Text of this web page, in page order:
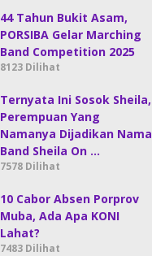
44 Tahun Bukit Asam,
PORSIBA Gelar Marching
Band Competition 2025
8123 Dilihat
Ternyata Ini Sosok Sheila,
Perempuan Yang
Namanya Dijadikan Nama
Band Sheila On …
7578 Dilihat
10 Cabor Absen Porprov
Muba, Ada Apa KONI
Lahat?
7483 Dilihat